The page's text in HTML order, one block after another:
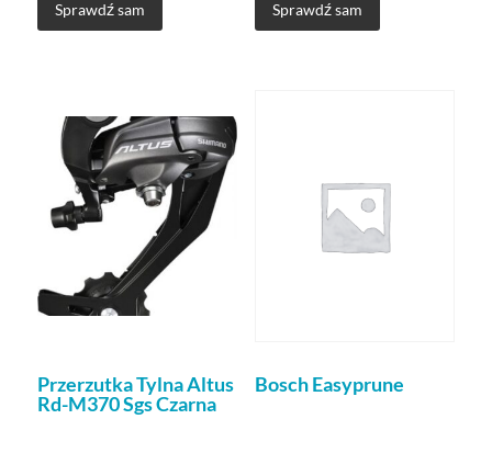
Sprawdź sam Sprawdź sam
Przerzutka Tylna Altus
Rd-M370 Sgs Czarna
Bosch Easyprune